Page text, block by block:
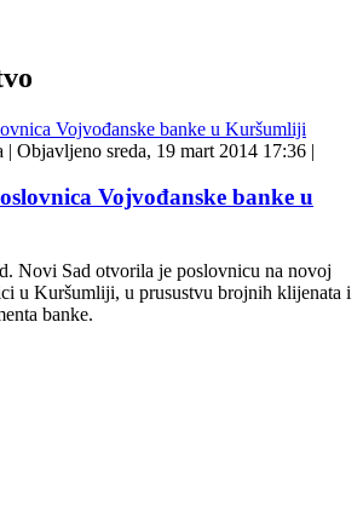
| Objavljeno sreda, 19 mart 2014 17:36 |
Vojvođanske banke u
Novi Sad otvorila je poslovnicu na novoj
u Kuršumliji, u prusustvu brojnih klijenata i
banke.